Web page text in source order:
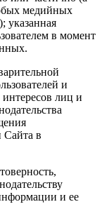
медийных
указанная
в момент
и
лиц и
Сайта в
и ее